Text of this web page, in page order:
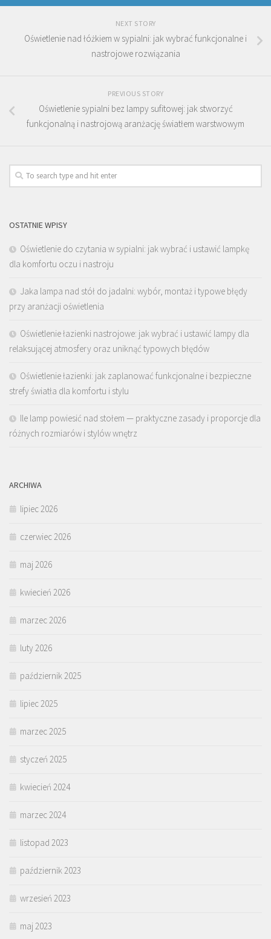
NEXT STORY
Oświetlenie nad łóżkiem w sypialni: jak wybrać funkcjonalne i
nastrojowe rozwiązania
PREVIOUS STORY
Oświetlenie sypialni bez lampy sufitowej: jak stworzyć
funkcjonalną i nastrojową aranżację światłem warstwowym
OSTATNIE WPISY
Oświetlenie do czytania w sypialni: jak wybrać i ustawić lampkę
dla komfortu oczu i nastroju
Jaka lampa nad stół do jadalni: wybór, montaż i typowe błędy
przy aranżacji oświetlenia
Oświetlenie łazienki nastrojowe: jak wybrać i ustawić lampy dla
relaksującej atmosfery oraz uniknąć typowych błędów
Oświetlenie łazienki: jak zaplanować funkcjonalne i bezpieczne
strefy światła dla komfortu i stylu
Ile lamp powiesić nad stołem — praktyczne zasady i proporcje dla
różnych rozmiarów i stylów wnętrz
ARCHIWA
lipiec 2026
czerwiec 2026
maj 2026
kwiecień 2026
marzec 2026
luty 2026
październik 2025
lipiec 2025
marzec 2025
styczeń 2025
kwiecień 2024
marzec 2024
listopad 2023
październik 2023
wrzesień 2023
maj 2023